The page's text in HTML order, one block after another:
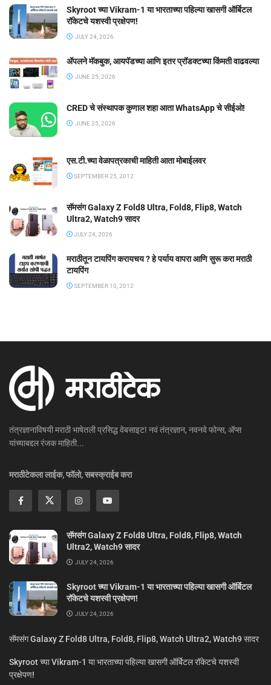
Skyroot च्या Vikram-1 या भारताच्या पहिल्या खासगी ऑर्बिटल
रॉकेटचे यशस्वी प्रक्षेपण!
JULY 24, 2026
ॲपलने मॅकबुक, आयपॅडच्या आणि इतर प्रॉडक्टच्या किंमती वाढवल्या
JUNE 25, 2026
CRED चे संस्थापक कुणाल शहा आता WhatsApp चे सीईओ!
JUNE 25, 2026
एस.टी.च्या वेळापत्रकाची माहिती आता मोबाईलवर
SEPTEMBER 25, 2012
सॅमसंग Galaxy Z Fold8 Ultra, Fold8, Flip8, Watch
Ultra2, Watch9 सादर
JULY 24, 2026
मराठीतून टायपिंग करायचय ? हे पर्याय वापरा आणि सुरू करा मराठी
टायपिंग
SEPTEMBER 10, 2012
तंत्रज्ञानाविषयी मराठी भाषेतली प्रसिद्ध वेबसाइट! नवं तंत्रज्ञान, नवनवे फोन्स, ॲप्स
यांच्याबद्दल रंजक माहिती...
मराठीटेकला लाईक, फॉलो, सबस्क्राईब करा
सॅमसंग Galaxy Z Fold8 Ultra, Fold8, Flip8, Watch
Ultra2, Watch9 सादर
JULY 24, 2026
Skyroot च्या Vikram-1 या भारताच्या पहिल्या खासगी ऑर्बिटल
रॉकेटचे यशस्वी प्रक्षेपण!
JULY 24, 2026
सॅमसंग Galaxy Z Fold8 Ultra, Fold8, Flip8, Watch Ultra2, Watch9 सादर
Skyroot च्या Vikram-1 या भारताच्या पहिल्या खासगी ऑर्बिटल रॉकेटचे यशस्वी
प्रक्षेपण!